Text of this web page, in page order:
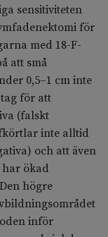
sensitiviteten
för
med 18-F-
att små
0,5–1 cm inte
för att
(falskt
inte alltid
och att även
ökad
högre
inför